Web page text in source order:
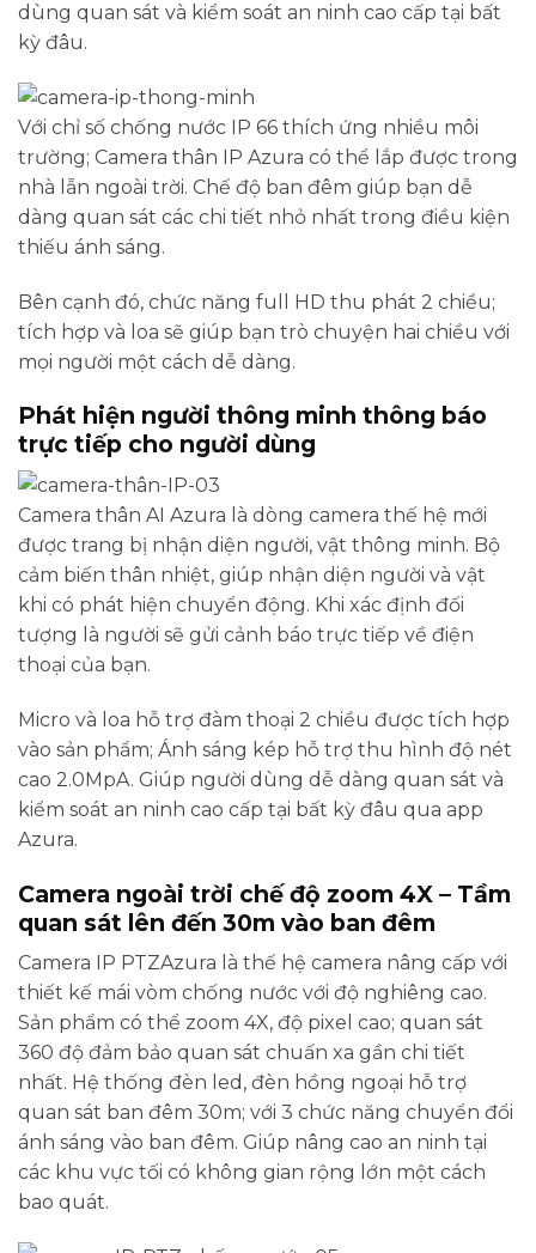
dùng quan sát và kiểm soát an ninh cao cấp tại bất
kỳ đâu.
Với chỉ số chống nước IP 66 thích ứng nhiều môi
trường; Camera thân IP Azura có thể lắp được trong
nhà lẫn ngoài trời. Chế độ ban đêm giúp bạn dễ
dàng quan sát các chi tiết nhỏ nhất trong điều kiện
thiếu ánh sáng.
Bên cạnh đó, chức năng full HD thu phát 2 chiều;
tích hợp và loa sẽ giúp bạn trò chuyện hai chiều với
mọi người một cách dễ dàng.
Phát hiện người thông minh thông báo
trực tiếp cho người dùng
Camera thân AI Azura là dòng camera thế hệ mới
được trang bị nhận diện người, vật thông minh. Bộ
cảm biến thân nhiệt, giúp nhận diện người và vật
khi có phát hiện chuyển động. Khi xác định đối
tượng là người sẽ gửi cảnh báo trực tiếp về điện
thoại của bạn.
Micro và loa hỗ trợ đàm thoại 2 chiều được tích hợp
vào sản phẩm; Ánh sáng kép hỗ trợ thu hình độ nét
cao 2.0MpA. Giúp người dùng dễ dàng quan sát và
kiểm soát an ninh cao cấp tại bất kỳ đâu qua app
Azura.
Camera ngoài trời chế độ zoom 4X – Tầm
quan sát lên đến 30m vào ban đêm
Camera IP PTZAzura là thế hệ camera nâng cấp với
thiết kế mái vòm chống nước với độ nghiêng cao.
Sản phẩm có thể zoom 4X, độ pixel cao; quan sát
360 độ đảm bảo quan sát chuấn xa gần chi tiết
nhất. Hệ thống đèn led, đèn hồng ngoại hỗ trợ
quan sát ban đêm 30m; với 3 chức năng chuyển đổi
ánh sáng vào ban đêm. Giúp nâng cao an ninh tại
các khu vực tối có không gian rộng lớn một cách
bao quát.